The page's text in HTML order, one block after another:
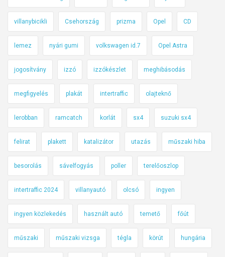
villanybicikli Csehország prizma Opel CD
lemez nyári gumi volkswagen id.7 Opel Astra
jogosítvány izzó izzókészlet meghibásodás
megfigyelés plakát intertraffic olajteknő
lerobban ramcatch korlát sx4 suzuki sx4
felirat plakett katalizátor utazás műszaki hiba
besorolás sávelfogyás poller terelőoszlop
intertraffic 2024 villanyautó olcsó ingyen
ingyen közlekedés használt autó temető főút
műszaki műszaki vizsga tégla körút hungária